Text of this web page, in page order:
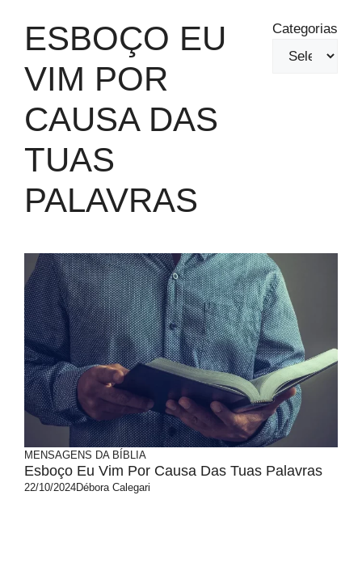
ESBOÇO EU
VIM POR
CAUSA DAS
TUAS
PALAVRAS
Categorias
MENSAGENS DA BÍBLIA
Esboço Eu Vim Por Causa Das Tuas Palavras
22/10/2024Débora Calegari